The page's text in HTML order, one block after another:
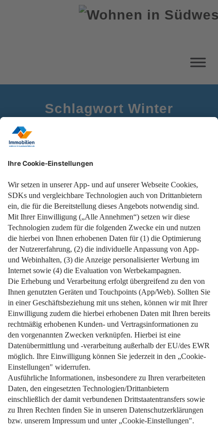
Schlagwort Winter
Energie sparen und Schimmelbildung vermeiden!
Weiterlesen
Impressum Datenschutz Nutzungsbedingungen
Pflichtinformationen AGB Über uns Bildquellen
Barrierefreiheit Widerrufsformular
Cookie-Einstellungen